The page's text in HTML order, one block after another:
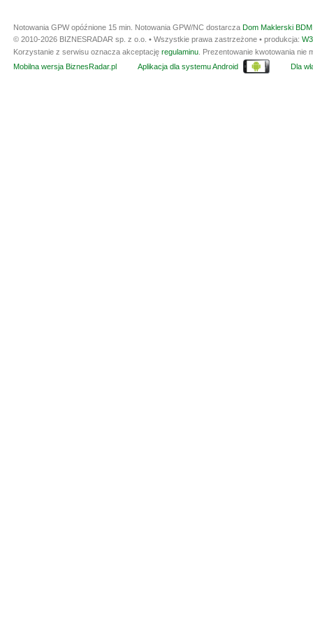
Notowania GPW opóźnione 15 min. Notowania GPW/NC dostarcza Dom Maklerski
© 2010-2026 BIZNESRADAR sp. z o.o. • Wszystkie prawa zastrzeżone • produkcja:
Korzystanie z serwisu oznacza akceptację regulaminu . Prezentowanie kwotowania
Mobilna wersja BiznesRadar.pl
Aplikacja dla systemu Android Dla